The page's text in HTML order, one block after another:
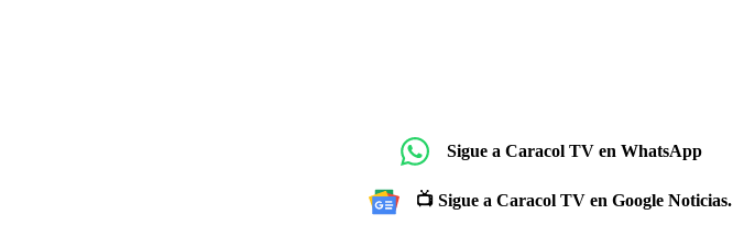
Sigue a Caracol TV en WhatsApp
📺 Sigue a Caracol TV en Google Noticias.